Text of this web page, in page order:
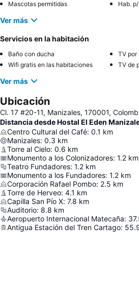
Mascotas permitidas Hab.
Ver más
Servicios en la habitación
Baño con ducha
TV por
Wifi gratis en las habitaciones
TV de
Ver más
Ubicación
Cl. 17 #20-11, Manizales, 170001,
Distancia desde Hostal El Eden
Centro Cultural del Café: 0.1 km
Manizales: 0.3 km
Torre al Cielo: 0.6 km
Monumento a los Colonizadores: 1.2 km
Teatro Fundadores: 1.2 km
Monumento a los Fundadores: 1.2 km
Corporación Rafael Pombo: 2.5 km
Torre de Herveo: 4.1 km
Capilla San Pío X: 7.8 km
Auditorio: 8.8 km
Aeropuerto Internacional Matecaña:
Antigua Estación del Tren Cartago: